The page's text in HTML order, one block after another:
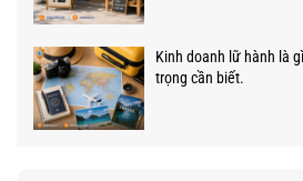
Kinh doanh lữ hành là
trọng cần biết.